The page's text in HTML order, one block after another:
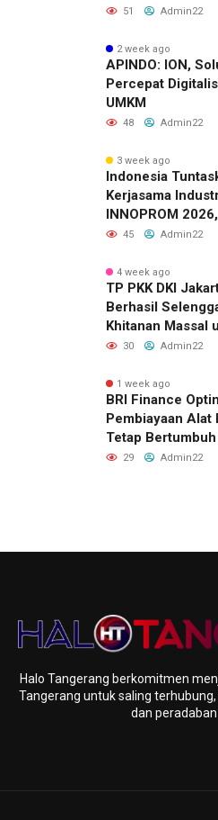
Sverdlovsk, Rusia
51 Admin22
2 week ago
APINDO: ION,
Percepat
UMKM
48 Admin22
3 week ago
Indonesia
Kerjasama
INNOPROM
Belasan Kerja
45 Admin22
4 week ago
TP PKK DKI
Berhasil
Khitanan Massal
Lebih dari 2.000
Raih Penghargaan
30 Admin22
1 week ago
BRI Finance
Pembiayaan Alat
Tetap
Akhir 2026
29 Admin22
Halo Tangerang berkomitmen
Tangerang untuk saling
dan